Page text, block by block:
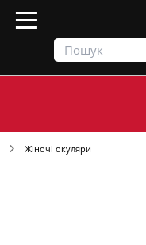
Жіночі окуляри